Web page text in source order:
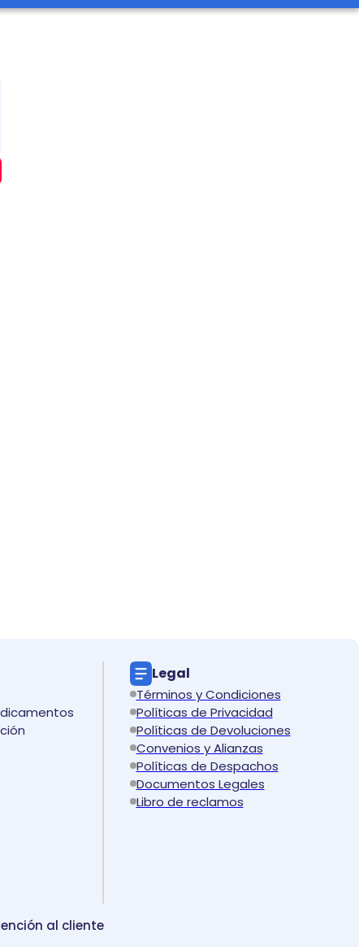
Legal
Términos y Condiciones
Políticas de Privacidad
Políticas de Devoluciones
Convenios y Alianzas
Políticas de Despachos
Documentos Legales
Libro de reclamos
al cliente